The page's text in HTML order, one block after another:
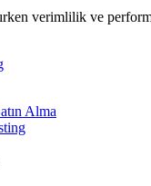
verimlilik ve
Alma